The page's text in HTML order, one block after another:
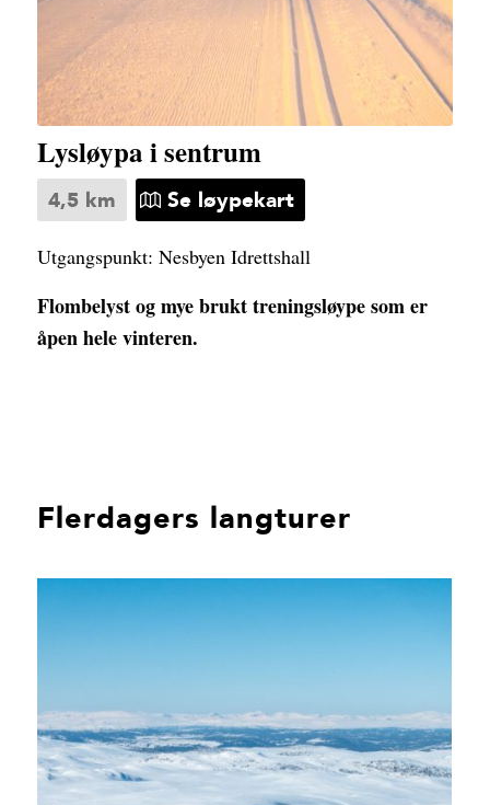
Lysløypa i sentrum
4,5 km Se løypekart
Utgangspunkt: Nesbyen Idrettshall
Flombelyst og mye brukt treningsløype som er
åpen hele vinteren.
Flerdagers langturer